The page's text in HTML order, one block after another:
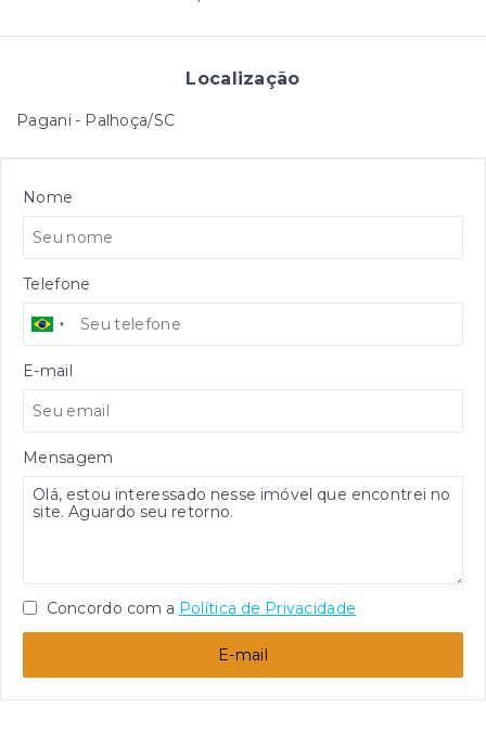
Localização
Pagani - Palhoça/SC
Nome
Telefone
E-mail
Mensagem
Concordo com a Política de Privacidade
E-mail